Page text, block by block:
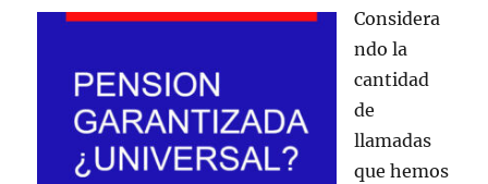
Considera
ndo la
cantidad
de
llamadas
que hemos